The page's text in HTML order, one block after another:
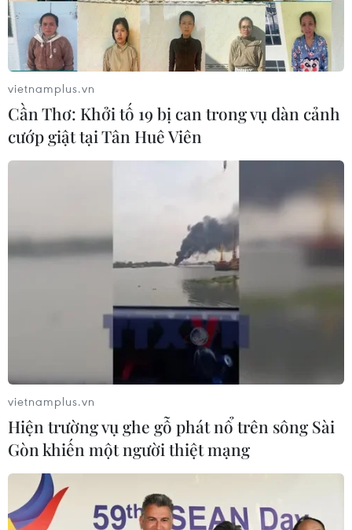
Vương quốc Anh gia nhập CPTPP: Tương
lai có là "lợi bất cập hại"?
Mục đích tham gia CPTPP của Anh rất rõ ràng, đó là
muốn tìm kiếm cơ hội thương mại mới sau khi "chia tay"
EU, song mục đích này liệu có thực tế hay không lại là
điều chưa rõ ràng.
vietnamplus.vn
Cần Thơ: Khởi tố 19 bị can trong vụ dàn cảnh
cướp giật tại Tân Huê Viên
vietnamplus.vn
Hiện trường vụ ghe gỗ phát nổ trên sông Sài
Gòn khiến một người thiệt mạng